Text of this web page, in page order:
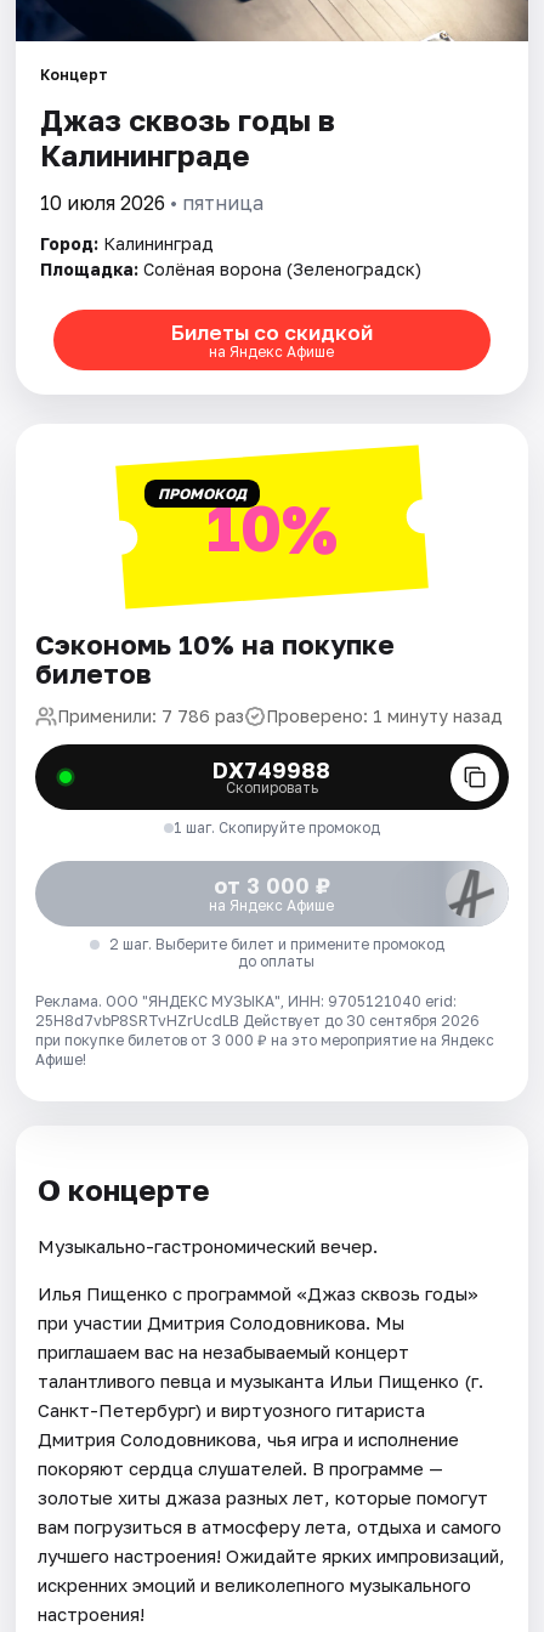
Города
Артисты
Рейтинги
Концерт
Джаз сквозь годы в
Калининграде
10 июля 2026 • пятница
Город: Калининград
Площадка: Солёная ворона (Зеленоградск)
Билеты со скидкой
на Яндекс Афише
ПРОМОКОД10%
Сэкономь 10% на покупке
билетов
Применили: 7 786 раз Проверено: 1 минуту назад
DX749988
Скопировать
1 шаг. Скопируйте промокод
от 3 000 ₽
на Яндекс Афише
2 шаг. Выберите билет и примените промокод
до оплаты
Реклама. ООО "ЯНДЕКС МУЗЫКА", ИНН: 9705121040 erid:
25H8d7vbP8SRTvHZrUcdLB Действует до 30 сентября 2026
при покупке билетов от 3 000 ₽ на это мероприятие на Яндекс
Афише!
О концерте
Музыкально-гастрономический вечер.
Илья Пищенко с программой «Джаз сквозь годы»
при участии Дмитрия Солодовникова. Мы
приглашаем вас на незабываемый концерт
талантливого певца и музыканта Ильи Пищенко (г.
Санкт-Петербург) и виртуозного гитариста
Дмитрия Солодовникова, чья игра и исполнение
покоряют сердца слушателей. В программе —
золотые хиты джаза разных лет, которые помогут
вам погрузиться в атмосферу лета, отдыха и самого
лучшего настроения! Ожидайте ярких импровизаций,
искренних эмоций и великолепного музыкального
настроения!